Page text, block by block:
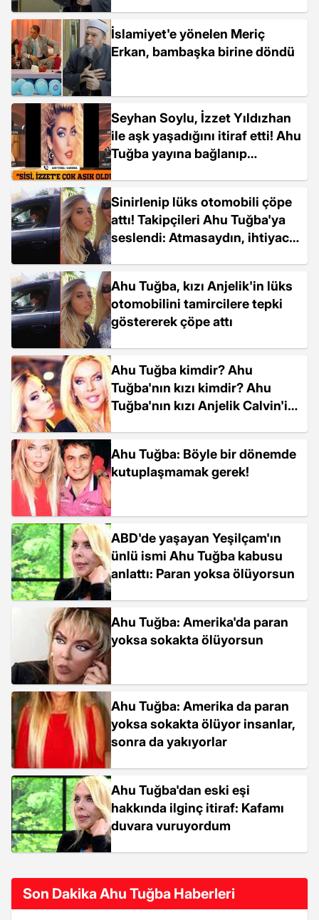
İslamiyet'e yönelen Meriç
Erkan, bambaşka birine döndü
Seyhan Soylu, İzzet Yıldızhan
ile aşk yaşadığını itiraf etti! Ahu
Tuğba yayına bağlanıp
Sinirlenip lüks otomobili çöpe
attı! Takipçileri Ahu Tuğba'ya
seslendi: Atmasaydın, ihtiyacı
Ahu Tuğba, kızı Anjelik'in lüks
otomobilini tamircilere tepki
göstererek çöpe attı
Ahu Tuğba kimdir? Ahu
Tuğba'nın kızı kimdir? Ahu
Tuğba'nın kızı Anjelik Calvin'in
Ahu Tuğba: Böyle bir dönemde
kutuplaşmamak gerek!
ABD'de yaşayan Yeşilçam'ın
ünlü ismi Ahu Tuğba kabusu
anlattı: Paran yoksa ölüyorsun
Ahu Tuğba: Amerika'da paran
yoksa sokakta ölüyorsun
Ahu Tuğba: Amerika da paran
yoksa sokakta ölüyor insanlar,
sonra da yakıyorlar
Ahu Tuğba'dan eski eşi
hakkında ilginç itiraf: Kafamı
duvara vuruyordum
Son Dakika Ahu Tuğba Haberleri